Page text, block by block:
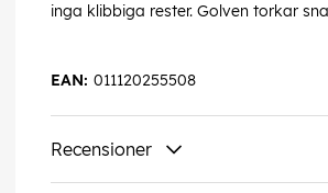
inga klibbiga rester. Golven torkar
011120255508
EAN:
Recensioner